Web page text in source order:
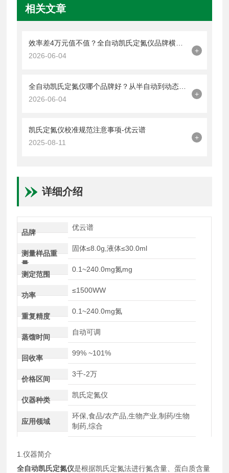
相关文章
效率差4万元值不值？全自动凯氏定氮仪品牌横评：优云谱YP‑DN3长期ROI分析
2026-06-04
+
全自动凯氏定氮仪哪个品牌好？从半自动到动态滴定：优云谱三款机型性能横评
2026-06-04
+
凯氏定氮仪校准规范注意事项-优云谱
2025-08-11
+
详细介绍
品牌
优云谱
测量样品重
量
固体≤8.0g,液体≤30.0ml
测定范围
0.1~240.0mg氮mg
功率
≤1500WW
重复精度
0.1~240.0mg氮
蒸馏时间
自动可调
回收率
99% ~101%
价格区间
3千-2万
仪器种类
凯氏定氮仪
应用领域
环保,食品/农产品,生物产业,制药/生物
制药,综合
1.仪器简介
全自动凯氏定氮仪是根据凯氏定氮法进行氮含量、蛋白质含量